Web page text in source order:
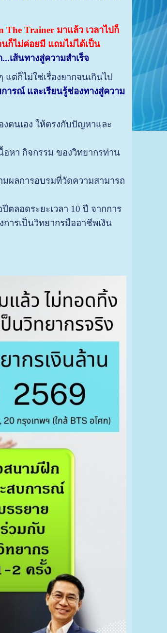
Trainer มาแล้ว เวลาไปก็
ก็ไม่ค่อยมี แถมไม่ได้เป็น
เส้นทางสู่ความสำเร็จ
ต่ก็ไม่ใช่เรื่องยากจนเกินไป
ารณ์ และเรียนรู้ช่องทางสู่ความ
ตนเอง ให้ตรงกับปัญหาและ
หา กิจกรรม ของวิทยากรท่าน
ผลการอบรมที่วัดความสามารถ
ลอดระยะเวลา 10 ปี จากการ
ารเป็นวิทยากรมืออาชีพเงิน